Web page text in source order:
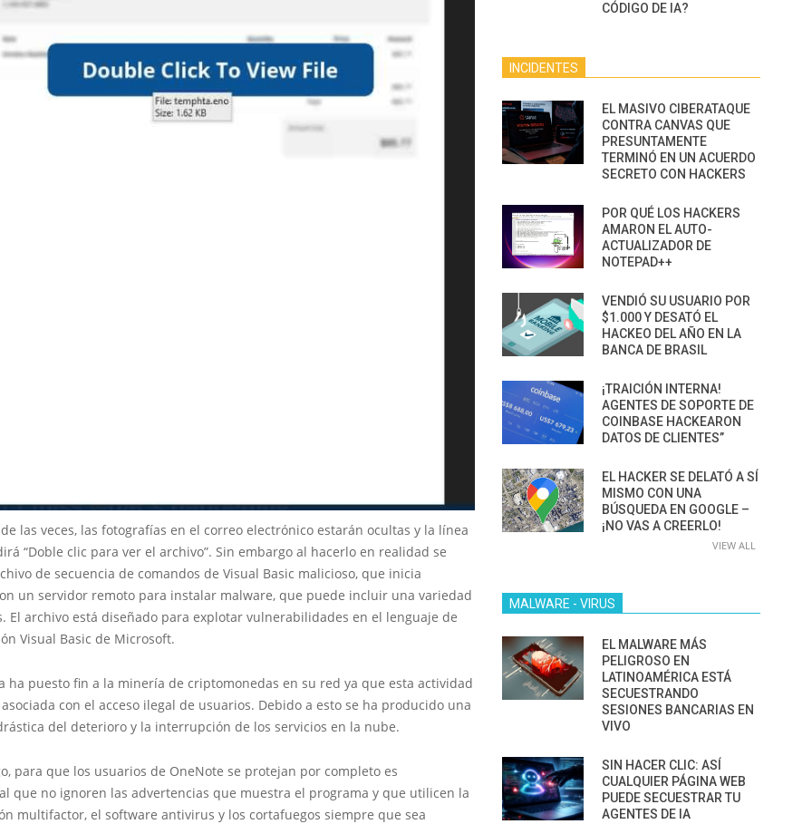
las veces, las fotografías en el correo electrónico estarán ocultas y la línea
“Doble clic para ver el archivo”. Sin embargo al hacerlo en realidad se
de secuencia de comandos de Visual Basic malicioso, que inicia
un servidor remoto para instalar malware, que puede incluir una variedad
El archivo está diseñado para explotar vulnerabilidades en el lenguaje de
Visual Basic de Microsoft.
ha puesto fin a la minería de criptomonedas en su red ya que esta actividad
con el acceso ilegal de usuarios. Debido a esto se ha producido una
del deterioro y la interrupción de los servicios en la nube.
para que los usuarios de OneNote se protejan por completo es
que no ignoren las advertencias que muestra el programa y que utilicen la
multifactor, el software antivirus y los cortafuegos siempre que sea
CÓDIGO DE IA?
INCIDENTES
EL MASIVO CIBERATAQUE
CONTRA CANVAS QUE
PRESUNTAMENTE
TERMINÓ EN UN ACUERDO
SECRETO CON HACKERS
POR QUÉ LOS HACKERS
AMARON EL AUTO-
ACTUALIZADOR DE
NOTEPAD++
VENDIÓ SU USUARIO POR
$1.000 Y DESATÓ EL
HACKEO DEL AÑO EN LA
BANCA DE BRASIL
¡TRAICIÓN INTERNA!
AGENTES DE SOPORTE DE
COINBASE HACKEARON
DATOS DE CLIENTES”
EL HACKER SE DELATÓ A SÍ
MISMO CON UNA
BÚSQUEDA EN GOOGLE –
¡NO VAS A CREERLO!
VIEW ALL
MALWARE - VIRUS
EL MALWARE MÁS
PELIGROSO EN
LATINOAMÉRICA ESTÁ
SECUESTRANDO
SESIONES BANCARIAS EN
VIVO
SIN HACER CLIC: ASÍ
CUALQUIER PÁGINA WEB
PUEDE SECUESTRAR TU
AGENTES DE IA